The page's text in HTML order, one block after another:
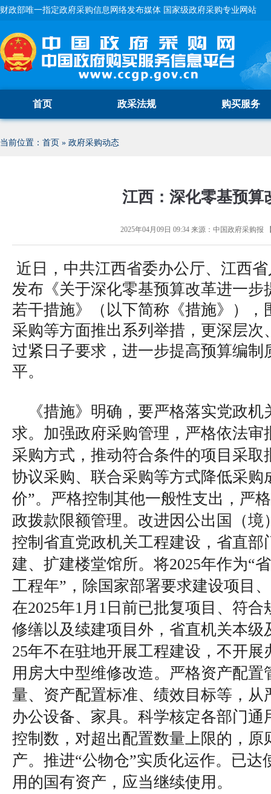
财政部唯一指定政府采购信息网络发布媒体 国家级政府采购专业网站
首页 政采法规 购买服务
当前位置： 首页 » 政府采购动态
江西：深化零基预算
2025年04月09日 09:34来源： 中国政府采购报
近日，中共江西省委办公厅、江西
发布《关于深化零基预算改革进一步
若干措施》（以下简称《措施》），
采购等方面推出系列举措，更深层次
过紧日子要求，进一步提高预算编制
平。
《措施》明确，要严格落实党政
求。加强政府采购管理，严格依法审
采购方式，推动符合条件的项目采取
协议采购、联合采购等方式降低采购
价”。严格控制其他一般性支出，严
政拨款限额管理。改进因公出国（境
控制省直党政机关工程建设，省直部
建、扩建楼堂馆所。将2025年作为“
工程年”，除国家部署要求建设项目
在2025年1月1日前已批复项目、符
修缮以及续建项目外，省直机关本级
25年不在驻地开展工程建设，不开
用房大中型维修改造。严格资产配置
量、资产配置标准、绩效目标等，从
办公设备、家具。科学核定各部门通
控制数，对超出配置数量上限的，原
产。推进“公物仓”实质化运作。已达
用的国有资产，应当继续使用。